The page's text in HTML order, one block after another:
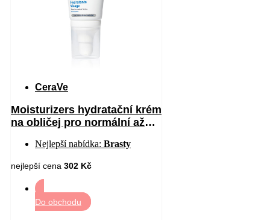
CeraVe
Moisturizers hydratační krém
na obličej pro normální až
Nejlepší nabídka: Brasty
nejlepší cena 302 Kč
Do obchodu